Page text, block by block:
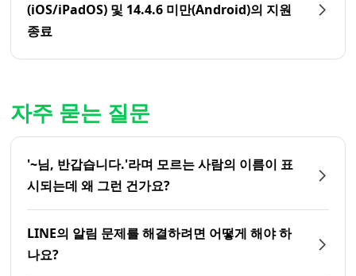
(iOS/iPadOS) 및 14.4.6 미만(Android)의 지원
종료
자주 묻는 질문
'~님, 반갑습니다.'라며 모르는 사람의 이름이 표
시되는데 왜 그런 건가요?
LINE의 알림 문제를 해결하려면 어떻게 해야 하
나요?